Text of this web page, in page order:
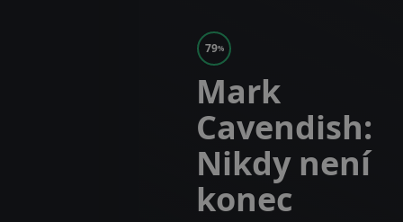
79%
Mark
Cavendish:
Nikdy není
konec